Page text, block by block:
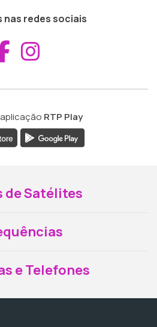
nas redes sociais
Aceder ao
RTP Play
de Satélites
e Telefones